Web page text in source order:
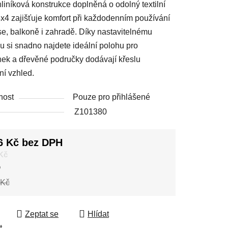
konstrukce doplněná o odolný textilní
zajišťuje komfort při každodenním používání
balkoně i zahradě. Díky nastavitelnému
si snadno najdete ideální polohu pro
a dřevěné područky dodávají křeslu
vzhled.
Pouze pro přihlášené
Z101380
Kč bez DPH
Zeptat se
Hlídat